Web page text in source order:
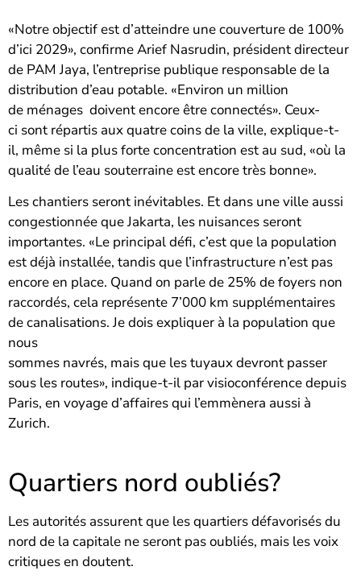
«Notre objectif est d’atteindre une couverture de 100%
d’ici 2029», confirme Arief Nasrudin, président directeur
de PAM Jaya, l’entreprise publique responsable de la
distribution d’eau potable. «Environ un million
de ménages doivent encore être connectés». Ceux-
ci sont répartis aux quatre coins de la ville, explique-t-
il, même si la plus forte concentration est au sud, «où la
qualité de l’eau souterraine est encore très bonne».
Les chantiers seront inévitables. Et dans une ville aussi
congestionnée que Jakarta, les nuisances seront
importantes. «Le principal défi, c’est que la population
est déjà installée, tandis que l’infrastructure n’est pas
encore en place. Quand on parle de 25% de foyers non
raccordés, cela représente 7’000 km supplémentaires
de canalisations. Je dois expliquer à la population que
nous
sommes navrés, mais que les tuyaux devront passer
sous les routes», indique-t-il par visioconférence depuis
Paris, en voyage d’affaires qui l’emmènera aussi à
Zurich.
Quartiers nord oubliés?
Les autorités assurent que les quartiers défavorisés du
nord de la capitale ne seront pas oubliés, mais les voix
critiques en doutent.